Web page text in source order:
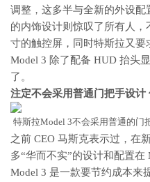
调整，这多半与全新的外设
的内饰设计则惊叹了所有人
寸的触控屏，同时特斯拉又
Model 3 除了配备 HUD 抬头
了。
注定不会采用普通门把手设计
特斯拉Model 3不会采用普通的门
之前 CEO 马斯克表示过，在
多“华而不实”的设计和配置
Model 3 是一款要节约成本来